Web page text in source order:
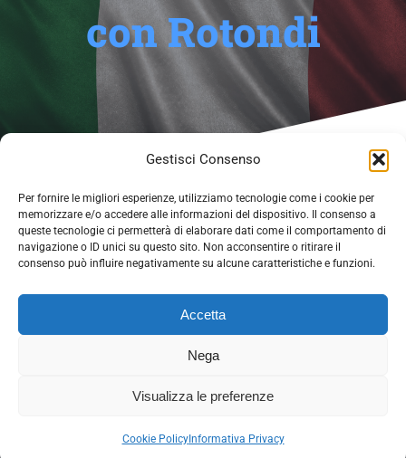
Gestisci Consenso
Per fornire le migliori esperienze, utilizziamo tecnologie come i cookie per
memorizzare e/o accedere alle informazioni del dispositivo. Il consenso a
queste tecnologie ci permetterà di elaborare dati come il comportamento di
navigazione o ID unici su questo sito. Non acconsentire o ritirare il
consenso può influire negativamente su alcune caratteristiche e funzioni.
Accetta
Nega
Visualizza le preferenze
Cookie PolicyInformativa Privacy
con Rotondi
© 2026 - Democrazia cristiana con Rotondi - C.F.
Informativa privacy-Gestione cookie